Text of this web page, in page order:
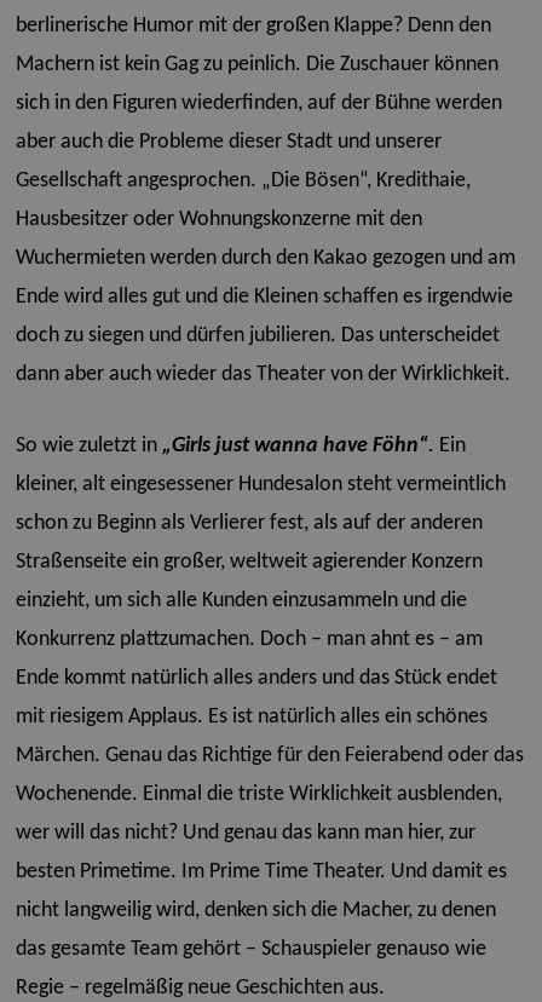
berlinerische Humor mit der großen Klappe? Denn den
Machern ist kein Gag zu peinlich. Die Zuschauer können
sich in den Figuren wiederfinden, auf der Bühne werden
aber auch die Probleme dieser Stadt und unserer
Gesellschaft angesprochen. „Die Bösen“, Kredithaie,
Hausbesitzer oder Wohnungskonzerne mit den
Wuchermieten werden durch den Kakao gezogen und am
Ende wird alles gut und die Kleinen schaffen es irgendwie
doch zu siegen und dürfen jubilieren. Das unterscheidet
dann aber auch wieder das Theater von der Wirklichkeit.
So wie zuletzt in„Girls just wanna have Föhn“. Ein
kleiner, alt eingesessener Hundesalon steht vermeintlich
schon zu Beginn als Verlierer fest, als auf der anderen
Straßenseite ein großer, weltweit agierender Konzern
einzieht, um sich alle Kunden einzusammeln und die
Konkurrenz plattzumachen. Doch – man ahnt es – am
Ende kommt natürlich alles anders und das Stück endet
mit riesigem Applaus. Es ist natürlich alles ein schönes
Märchen. Genau das Richtige für den Feierabend oder das
Wochenende. Einmal die triste Wirklichkeit ausblenden,
wer will das nicht? Und genau das kann man hier, zur
besten Primetime. Im Prime Time Theater. Und damit es
nicht langweilig wird, denken sich die Macher, zu denen
das gesamte Team gehört – Schauspieler genauso wie
Regie – regelmäßig neue Geschichten aus.